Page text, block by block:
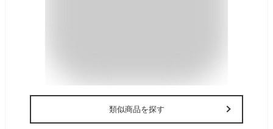
類似商品を探す